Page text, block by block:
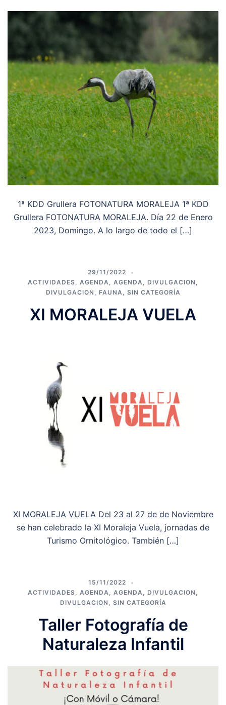
1ª KDD Grullera FOTONATURA MORALEJA 1ª KDD
Grullera FOTONATURA MORALEJA. Día 22 de Enero
2023, Domingo. A lo largo de todo el […]
29/11/2022
ACTIVIDADES, AGENDA, AGENDA, DIVULGACION ,
DIVULGACION , FAUNA, SIN CATEGORÍA
XI MORALEJA VUELA
XI MORALEJA VUELA Del 23 al 27 de de Noviembre
se han celebrado la XI Moraleja Vuela, jornadas de
Turismo Ornitológico. También […]
15/11/2022
ACTIVIDADES
AGENDA AGENDA DIVULGACION
DIVULGACION
SIN CATEGORÍA
Taller Fotografía de
Naturaleza Infantil